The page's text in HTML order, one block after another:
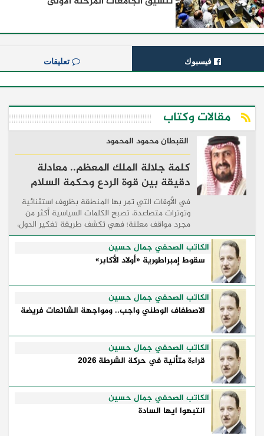
فيسبوك تعليقات
مقالات وكتاب
القبطان محمود المحمود
كلمة جلالة الملك المعظم.. معادلة
دقيقة بين قوة الردع وحكمة السلام
في الأوقات التي تمر بها المنطقة بظروف استثنائية
وتوترات متصاعدة، تصبح الكلمات السياسية أكثر من
مجرد مواقف معلنة؛ فهي تكشف طريقة تفكير الدول،
وكيفية إدارتها للأزمات، والحدود التي تفصل بين القوة
...
الكاتب الصحفي جمال حسين
سقوط إمبراطورية «أولاد الأكابر»
الكاتب الصحفي جمال حسين
الاصطفاف الوطني واجب.. ومواجهة الشائعات فريضة
الكاتب الصحفي جمال حسين
قراءة متأنية في حركة الشرطة 2026
الكاتب الصحفي جمال حسين
انتبهوا ايها السادة